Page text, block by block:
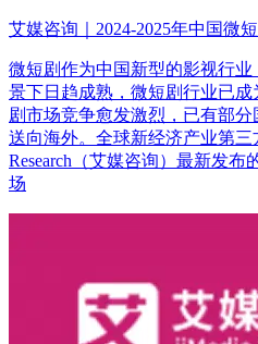
艾媒咨询｜2024-2025年中国微
微短剧作为中国新型的影视行
景下日趋成熟，微短剧行业已
剧市场竞争愈发激烈，已有部
送向海外。全球新经济产业第
Research（艾媒咨询）最新发布
场